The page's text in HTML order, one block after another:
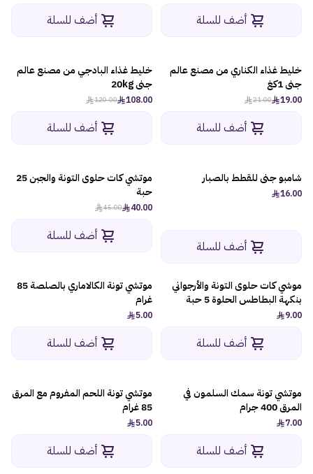
أضف للسلة أضف للسلة
-10%
خليط غذاء الكناري من مصنع عالم
جنى 1كغ
19.00
21.00
أضف للسلة
-10%
خليط غذاء البادجي من مصنع عالم
جنى 20kg
108.00
120.00
أضف للسلة
شامبو جنى للقطط بالصبار
16.00
أضف للسلة
-12%
موتشي كات حلوى التونة والجبن 25
حبة
40.00
45.00
أضف للسلة
موشي كات حلوى التونة والأرجواني
بنكهة البطاطس الحلوة 5 حبة
9.00
أضف للسلة
موتشي تونة الكالاماري بالصلصة 85
غرام
5.00
أضف للسلة
موتشي تونة سمك السلمون في
المرق 400 جرام
7.00
أضف للسلة
موتشي تونة اللحم المفروم مع المرق
85 غرام
5.00
أضف للسلة